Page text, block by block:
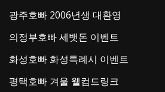
광주호빠 2006년생 대환영
의정부호빠 세뱃돈 이벤트
화성호빠 화성특례시 이벤트
평택호빠 겨울 웰컴드링크